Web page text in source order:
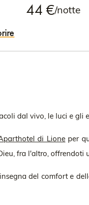
44 €/notte
dal vivo, le luci e gli
di Lioneper
fra l'altro, offrendoti
del comfort e